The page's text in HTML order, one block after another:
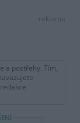
reklama
a postřehy. Tím,